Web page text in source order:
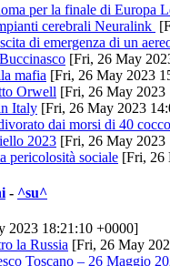
per la finale di Europa
cerebrali Neuralink
di emergenza di un
[Fri, 26 May
mafia [Fri, 26 May 2023
Orwell [Fri, 26 May
Italy [Fri, 26 May 2023
dai morsi di 40
2023 [Fri, 26 May
pericolosità sociale [Fri, 26
- ^su^
2023 18:21:10 +0000]
la Russia [Fri, 26 May
Toscano – 26 Maggio